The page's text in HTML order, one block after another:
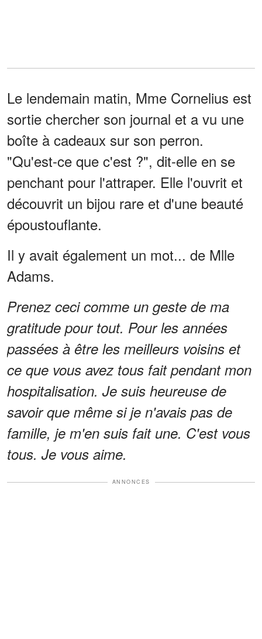
Le lendemain matin, Mme Cornelius est
sortie chercher son journal et a vu une
boîte à cadeaux sur son perron.
"Qu'est-ce que c'est ?", dit-elle en se
penchant pour l'attraper. Elle l'ouvrit et
découvrit un bijou rare et d'une beauté
époustouflante.
Il y avait également un mot... de Mlle
Adams.
Prenez ceci comme un geste de ma
gratitude pour tout. Pour les années
passées à être les meilleurs voisins et
ce que vous avez tous fait pendant mon
hospitalisation. Je suis heureuse de
savoir que même si je n'avais pas de
famille, je m'en suis fait une. C'est vous
tous. Je vous aime.
ANNONCES